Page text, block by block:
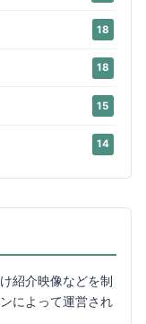
18
18
15
14
紹介映像などを制
によって運営され